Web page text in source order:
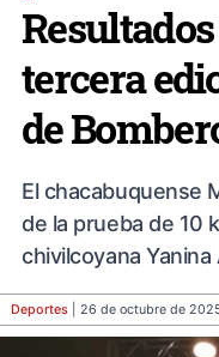
tercera
de
El chacabuquense
de la prueba de 10
chivilcoyana Yanina
Deportes | 26 de octubre de